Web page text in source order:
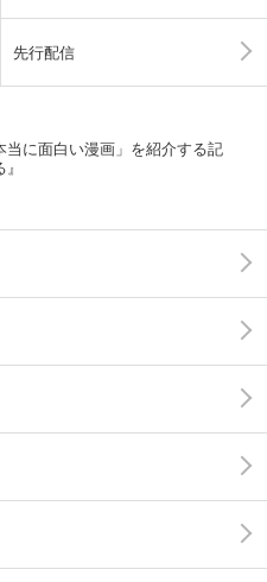
先行配信
当に面白い漫画」を紹介する記